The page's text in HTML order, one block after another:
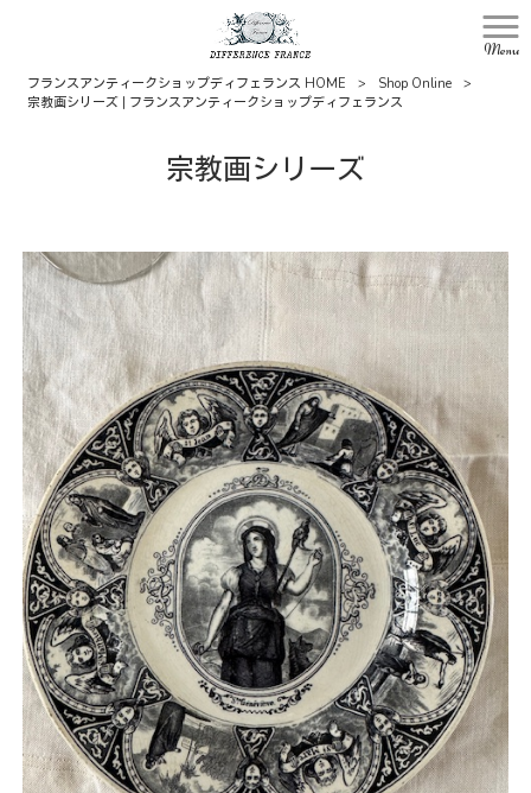
Menu
フランスアンティークショップディフェランス HOME > Shop Online
>
宗教画シリーズ | フランスアンティークショップディフェランス
宗教画シリーズ